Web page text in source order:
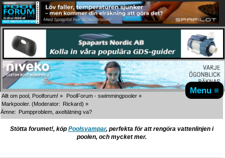
Menu ≡
Allt om pool, Poolforum! » PoolForum - swimmingpooler »
Markpooler. (Moderator: Rickard) »
Ämne: Pumpproblem, axeltätning va?
Stötta forumet!, köp Poolsvampar, perfekta för att rengöra vattenlinjen i
poolen, och mycket mer.